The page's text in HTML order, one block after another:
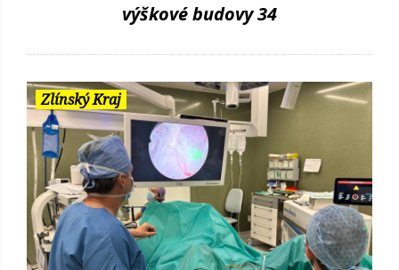
výškové budovy 34
Zlínský Kraj